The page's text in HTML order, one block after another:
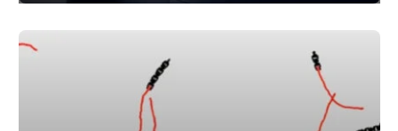
rapporto sul mercato della produzione additiva, analizzandone
l’andamento del fatturato e fornendo previsioni di crescita.
L’ultima edizione è appena stata pubblicata e le indicazioni sul
2025 sono piuttosto positive: il mercato dovrebbe…
CONTINUA A LEGGERE